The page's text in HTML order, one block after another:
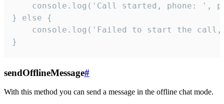
console.log('Call started, phone: ',
} else {
console.log('Failed to start the
}
sendOfflineMessage#
With this method you can send a message in the offline chat mode.